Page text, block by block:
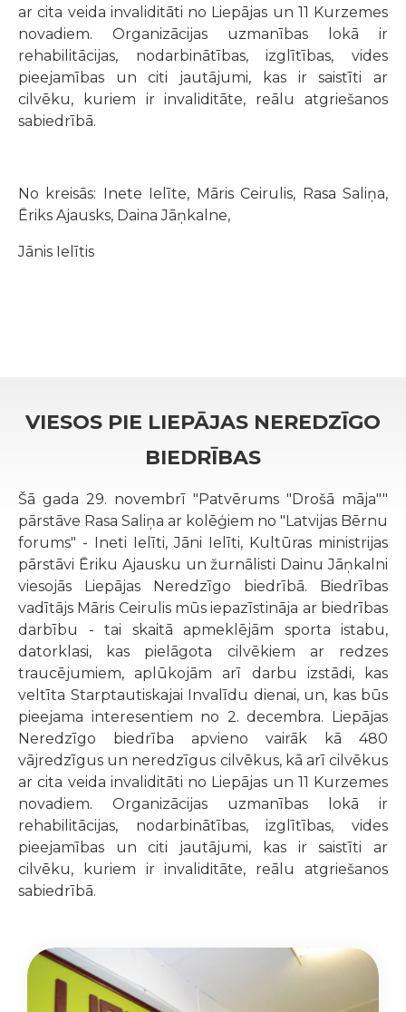
ar cita veida invaliditāti no Liepājas un 11 Kurzemes
novadiem. Organizācijas uzmanības lokā ir
rehabilitācijas, nodarbinātības, izglītības, vides
pieejamības un citi jautājumi, kas ir saistīti ar
cilvēku, kuriem ir invaliditāte, reālu atgriešanos
sabiedrībā.
No kreisās: Inete Ielīte, Māris Ceirulis, Rasa Saliņa,
Ēriks Ajausks, Daina Jāņkalne,
Jānis Ielītis
VIESOS PIE LIEPĀJAS NEREDZĪGO
BIEDRĪBAS
Šā gada 29. novembrī "Patvērums "Drošā māja""
pārstāve Rasa Saliņa ar kolēģiem no "Latvijas Bērnu
forums" - Ineti Ielīti, Jāni Ielīti, Kultūras ministrijas
pārstāvi Ēriku Ajausku un žurnālisti Dainu Jāņkalni
viesojās Liepājas Neredzīgo biedrībā. Biedrības
vadītājs Māris Ceirulis mūs iepazīstināja ar biedrības
darbību - tai skaitā apmeklējām sporta istabu,
datorklasi, kas pielāgota cilvēkiem ar redzes
traucējumiem, aplūkojām arī darbu izstādi, kas
veltīta Starptautiskajai Invalīdu dienai, un, kas būs
pieejama interesentiem no 2. decembra. Liepājas
Neredzīgo biedrība apvieno vairāk kā 480
vājredzīgus un neredzīgus cilvēkus, kā arī cilvēkus
ar cita veida invaliditāti no Liepājas un 11 Kurzemes
novadiem. Organizācijas uzmanības lokā ir
rehabilitācijas, nodarbinātības, izglītības, vides
pieejamības un citi jautājumi, kas ir saistīti ar
cilvēku, kuriem ir invaliditāte, reālu atgriešanos
sabiedrībā.